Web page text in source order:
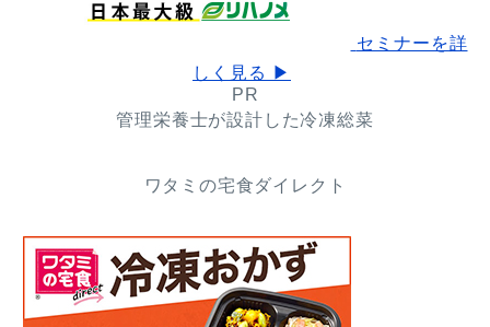
セミナーを詳
しく見る ▶
PR
管理栄養士が設計した冷凍総菜
ワタミの宅食ダイレクト